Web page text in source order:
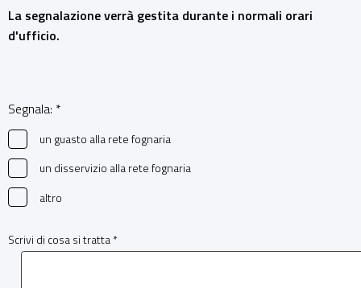
La segnalazione verrà gestita durante i normali orari
d'ufficio.
Segnala: *
un guasto alla rete fognaria
un disservizio alla rete fognaria
altro
Scrivi di cosa si tratta *